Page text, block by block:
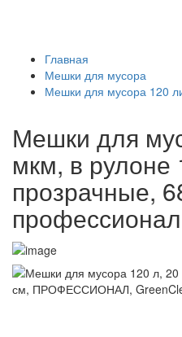
Главная
Мешки для мусора
Мешки для мусора 120
Мешки для
мкм, в
прозрачные,
профессионал